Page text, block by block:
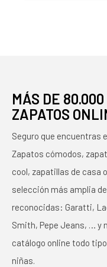
MÁS DE
ZAPATOS
Seguro que encuentras
Zapatos cómodos,
cool, zapatillas de casa
selección más amplia
reconocidas: Garatti,
Smith, Pepe Jeans, … y
catálogo online todo
niñas.